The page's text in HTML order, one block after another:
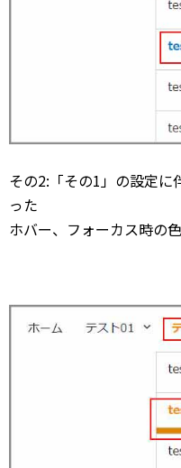
その2:「その1」の設定に
った
ホバー、フォーカス時の色